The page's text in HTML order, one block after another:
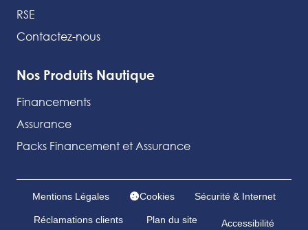
RSE
Contactez-nous
Nos Produits Nautique
Financements
Assurance
Packs Financement et Assurance
Mentions Légales Cookies Sécurité & Internet
Réclamations clients Plan du site Accessibilité